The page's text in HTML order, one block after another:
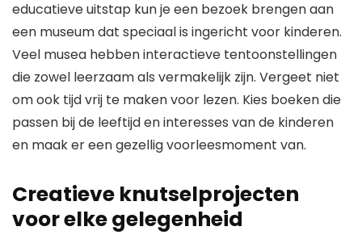
educatieve uitstap kun je een bezoek brengen aan
een museum dat speciaal is ingericht voor kinderen.
Veel musea hebben interactieve tentoonstellingen
die zowel leerzaam als vermakelijk zijn. Vergeet niet
om ook tijd vrij te maken voor lezen. Kies boeken die
passen bij de leeftijd en interesses van de kinderen
en maak er een gezellig voorleesmoment van.
Creatieve knutselprojecten
voor elke gelegenheid